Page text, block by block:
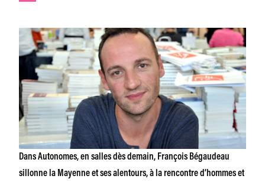
DansAutonomes, en salles dès demain, François Bégaudeau
sillonne la Mayenne et ses alentours, à la rencontre d’hommes et